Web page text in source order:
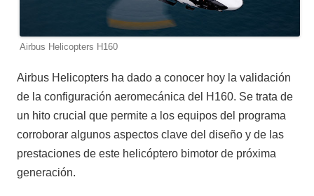
Airbus Helicopters H160
Airbus Helicopters ha dado a conocer hoy la validación
de la configuración aeromecánica del H160. Se trata de
un hito crucial que permite a los equipos del programa
corroborar algunos aspectos clave del diseño y de las
prestaciones de este helicóptero bimotor de próxima
generación.